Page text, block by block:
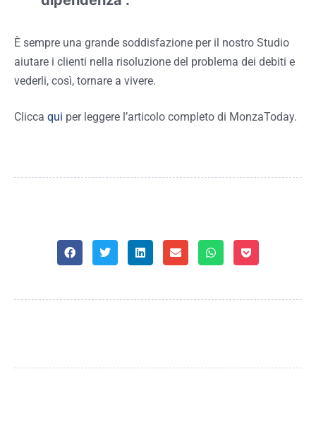
È sempre una grande soddisfazione per il nostro Studio
aiutare i clienti nella risoluzione del problema dei debiti e
vederli, così, tornare a vivere.
Clicca qui per leggere l’articolo completo di MonzaToday.